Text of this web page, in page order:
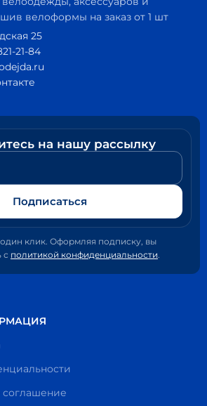
велоформы на заказ от 1 шт
25
21-84
на нашу рассылку
Подписаться
клик. Оформляя подписку, вы
с политикой конфиденциальности
соглашение